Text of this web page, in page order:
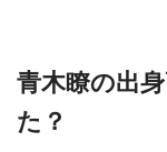
青木瞭の出
た？